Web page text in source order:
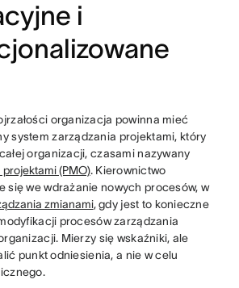
i
organizacja powinna mieć
system zarządzania projektami, który
organizacji, czasami nazywany
(PMO). Kierownictwo
się we wdrażanie nowych procesów, w
zmianami, gdy jest to konieczne
procesów zarządzania
Mierzy się wskaźniki, ale
punkt odniesienia, a nie w celu